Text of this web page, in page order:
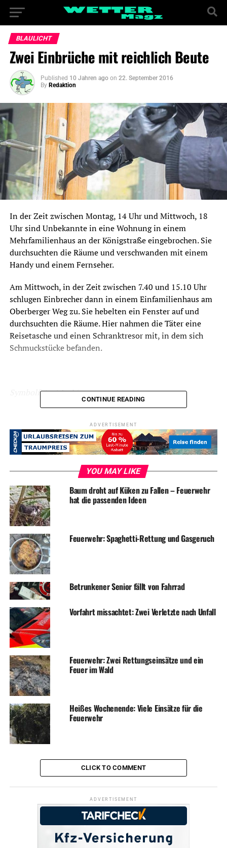
BLAULICHT
Zwei Einbrüche mit reichlich Beute
Published 10 Jahren ago on 22. September 2016
By Redaktion
In der Zeit zwischen Montag, 14 Uhr und Mittwoch, 18
Uhr sind Unbekannte in eine Wohnung in einem
Mehrfamilienhaus an der Königstraße eingebrochen. Sie
durchsuchten die Räume und verschwanden mit einem
Handy und einem Fernseher.
Am Mittwoch, in der Zeit zwischen 7.40 und 15.10 Uhr
schlugen Einbrecher dann in einem Einfamilienhaus am
Oberberger Weg zu. Sie hebelten ein Fenster auf und
durchsuchten die Räume. Hier nahmen die Täter eine
Reisetasche und einen Schranktresor mit, in dem sich
Schmuckstücke befanden.
Symbolfoto / Archiv
ADVERTISEMENT
Bücher kommen bald bis an die Wohnungstür
DON'T MISS
Polizei sucht Geschädigten nach Unfall auf Königstraße
CONTINUE READING
ADVERTISEMENT
YOU MAY LIKE
Baum droht auf Küken zu Fallen – Feuerwehr
hat die passenden Ideen
Feuerwehr: Spaghetti-Rettung und Gasgeruch
Betrunkener Senior fällt von Fahrrad
Vorfahrt missachtet: Zwei Verletzte nach Unfall
Feuerwehr: Zwei Rettungseinsätze und ein
Feuer im Wald
Heißes Wochenende: Viele Einsätze für die
Feuerwehr
CLICK TO COMMENT
ADVERTISEMENT